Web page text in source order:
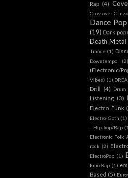
Rap (4)
Crossover
Dance Pop
(19) Dark pop
Death Metal
Trance (1)
Downtempo (2)
(Electronic/
Vibes) (1)
Drill (4)
Listening (3)
Electro Funk
Electro-Goth (1)
- Hip-hop/Rap
Electronic Folk
rock (2)
ElectroPop (1)
Emo Rap (1)
Based (5)